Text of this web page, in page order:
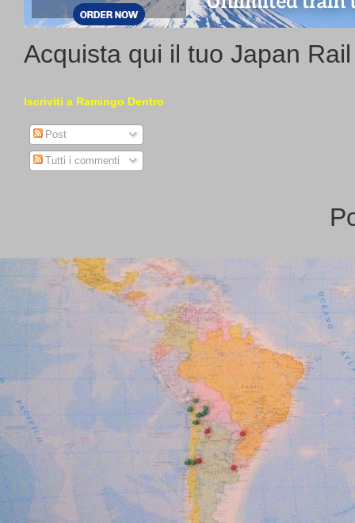
Acquista qui il tuo Japan
Iscriviti a Ramingo Dentro
Post
Tutti i commenti